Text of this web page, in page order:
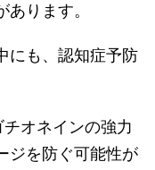
ります。
にも、認知症予防
チオネインの強力
ジを防ぐ可能性が